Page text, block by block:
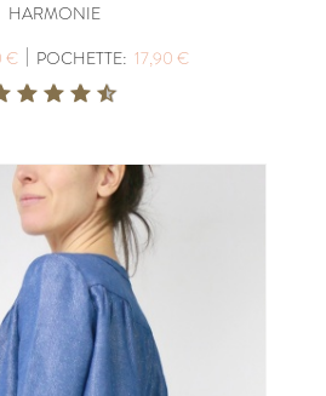
HARMONIE
€ | POCHETTE: 17,90 €